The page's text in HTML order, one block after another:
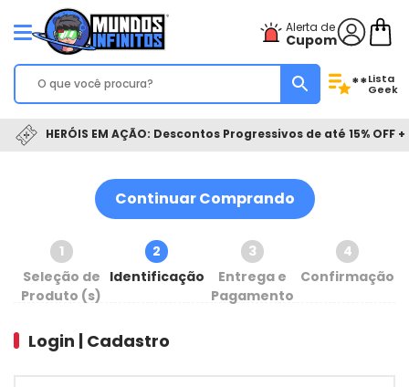
Alerta de
Cupom
**Lista
Geek
HERÓIS EM AÇÃO: Descontos Progressivos de até 15% OFF
Continuar Comprando
1
Seleção de
Produto (s)
2
Identificação
3
Entrega e
Pagamento
4
Confirmação
Login | Cadastro